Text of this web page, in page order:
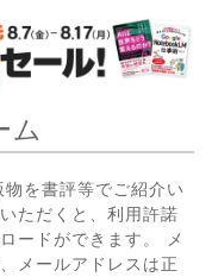
ム
を書評等でご紹介い
ただくと、利用許諾
ードができます。 メ
メールアドレスは正